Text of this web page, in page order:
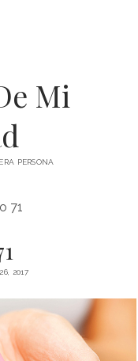
Mi
PERSONA
71
2017